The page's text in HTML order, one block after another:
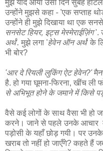
मुझे याद आया उसी दिन सुबह होटल
उन्होंने मुझसे कहा - 'एक सप्ताह
उन्होंने ही मुझे दिखाया था एक
सनसेट हियर, इट्स मेस्मेराईज़िंग'.
अर्थ'. मुझे लगा 'हेवेन ऑन अर्थ' के
भी बोर?
'आर दे रियली लुकिंग ऐट हेवेन?'
है. हो गया घूमना-फिरना, खींच
से अभिभूत होने के जमाने में किसे
वैसे कई लोगों के साथ वैसा भी हो
करने। जाने से पहले उनके आचार के
पड़ोसी के यहाँ छोड़ गयी। पर
खराब तो नहीं हो जाएँगे? कहते हैं जब